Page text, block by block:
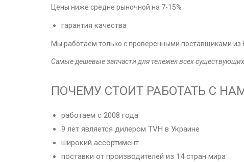
Цены ниже средне рыночной на 7-15%
гарантия качества
Мы работаем только с проверенными поставщиками из
Самые дешевые запчасти для тележек всех
ПОЧЕМУ СТОИТ РАБОТАТЬ С
работаем с 2008 года
9 лет является дилером TVH в Украине
широкий ассортимент
поставки от производителей из 14 стран мира